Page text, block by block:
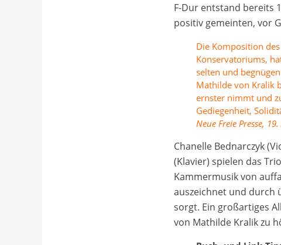
F-Dur entstand bereits
positiv gemeinten, vor
Die Komposition
Konservatoriums,
selten und
Mathilde von Kralik
ernster nimmt und
Gediegenheit,
Neue Freie Presse,
Chanelle Bednarczyk
(Klavier) spielen das
Kammermusik von
auszeichnet und durch
sorgt. Ein großartiges
von Mathilde Kralik zu